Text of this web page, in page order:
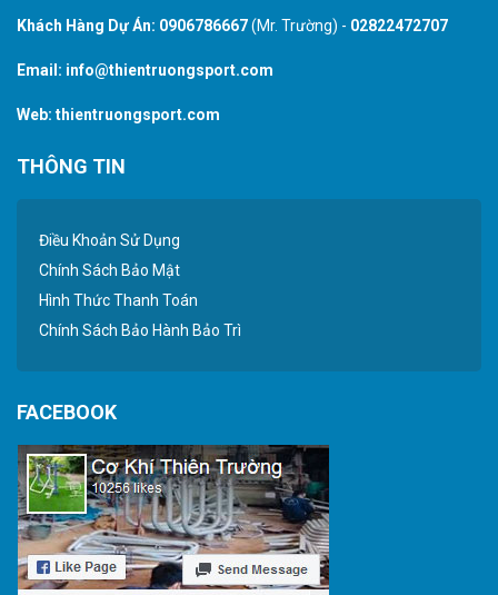
Khách Hàng Dự Án: 0906786667(Mr. Trường) - 02822472707
Email: info@thientruongsport.com
Web: thientruongsport.com
THÔNG TIN
Điều Khoản Sử Dụng
Chính Sách Bảo Mật
Hình Thức Thanh Toán
Chính Sách Bảo Hành Bảo Trì
FACEBOOK